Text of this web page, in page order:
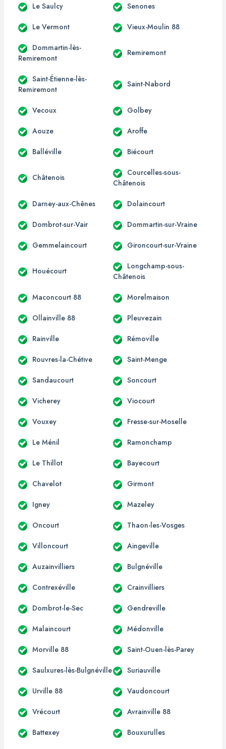
Le Saulcy Senones
Le Vermont Vieux-Moulin 88
Dommartin-lès-
Remiremont
Remiremont
Saint-Étienne-lès-
Remiremont
Saint-Nabord
Vecoux Golbey
Aouze Aroffe
Balléville Biécourt
Châtenois
Courcelles-sous-
Châtenois
Darney-aux-Chênes Dolaincourt
Dombrot-sur-Vair Dommartin-sur-Vraine
Gemmelaincourt Gironcourt-sur-Vraine
Houécourt
Longchamp-sous-
Châtenois
Maconcourt 88 Morelmaison
Ollainville 88 Pleuvezain
Rainville Rémoville
Rouvres-la-Chétive Saint-Menge
Sandaucourt Soncourt
Vicherey Viocourt
Vouxey Fresse-sur-Moselle
Le Ménil Ramonchamp
Le Thillot Bayecourt
Chavelot Girmont
Igney Mazeley
Oncourt Thaon-les-Vosges
Villoncourt Aingeville
Auzainvilliers Bulgnéville
Contrexéville Crainvilliers
Dombrot-le-Sec Gendreville
Malaincourt Médonville
Morville 88 Saint-Ouen-lès-Parey
Saulxures-lès-Bulgnéville Suriauville
Urville 88 Vaudoncourt
Vrécourt Avrainville 88
Battexey Bouxurulles